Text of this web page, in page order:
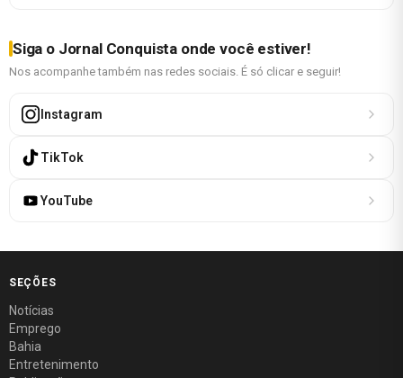
Siga o Jornal Conquista onde você estiver!
Nos acompanhe também nas redes sociais. É só clicar e seguir!
Instagram
TikTok
YouTube
SEÇÕES
Notícias
Emprego
Bahia
Entretenimento